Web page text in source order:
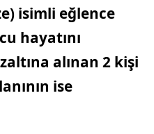
isimli eğlence
hayatını
alınan 2 kişi
ise